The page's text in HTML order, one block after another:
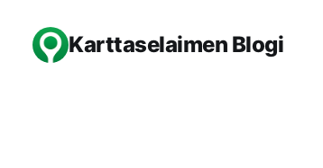
Karttaselaimen Blogi